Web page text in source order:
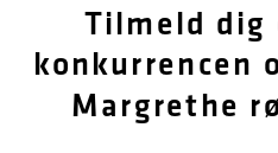
OM OS
KUNDESERVICE
Tilmeld dig
konkurrencen
Margrethe